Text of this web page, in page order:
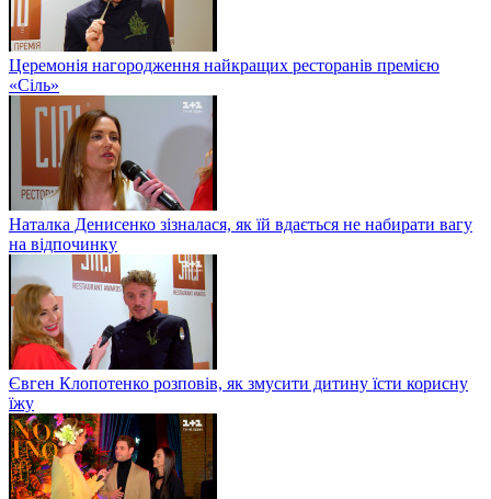
Церемонія нагородження найкращих ресторанів премією
«Сіль»
Наталка Денисенко зізналася, як їй вдається не набирати вагу
на відпочинку
Євген Клопотенко розповів, як змусити дитину їсти корисну
їжу